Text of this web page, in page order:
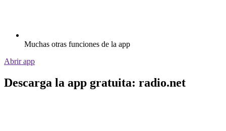
Muchas otras funciones de la app
Abrir app
Descarga la app gratuita: radio.net